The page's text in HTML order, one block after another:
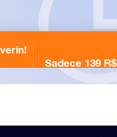
Sadece 139 R$